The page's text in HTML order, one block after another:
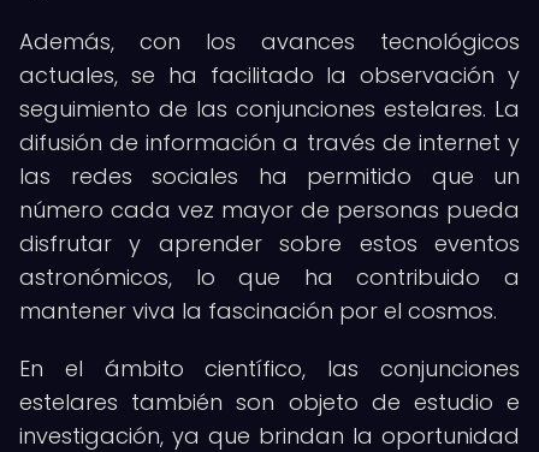
Además, con los avances tecnológicos
actuales, se ha facilitado la observación y
seguimiento de las conjunciones estelares. La
difusión de información a través de internet y
las redes sociales ha permitido que un
número cada vez mayor de personas pueda
disfrutar y aprender sobre estos eventos
astronómicos, lo que ha contribuido a
mantener viva la fascinación por el cosmos.
En el ámbito científico, las conjunciones
estelares también son objeto de estudio e
investigación, ya que brindan la oportunidad